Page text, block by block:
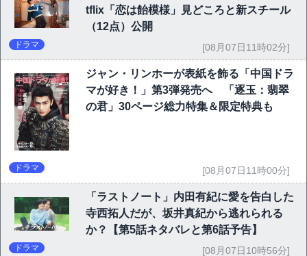
tflix「恋は飴模様」見どころと新スチール
（12点）公開
ドラマ [08月07日11時02分]
ジャン・リンホーが表紙を飾る「中国ドラ
マが好き！」第3弾発売へ 「逐玉：翡翠
の君」30ページ総力特集＆限定特典も
ドラマ [08月07日11時00分]
「ラストノート」内田有紀に愛を告白した
寺西拓人だが、坂井真紀から逃れられる
か？【第5話ネタバレと第6話予告】
ドラマ [08月07日10時56分]